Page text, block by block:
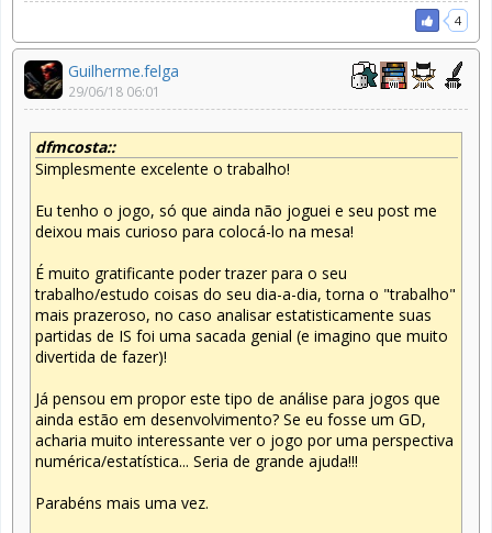
4
Guilherme.felga
29/06/18 06:01
dfmcosta::
Simplesmente excelente o trabalho!
Eu tenho o jogo, só que ainda não joguei e seu post me
deixou mais curioso para colocá-lo na mesa!
É muito gratificante poder trazer para o seu
trabalho/estudo coisas do seu dia-a-dia, torna o "trabalho"
mais prazeroso, no caso analisar estatisticamente suas
partidas de IS foi uma sacada genial (e imagino que muito
divertida de fazer)!
Já pensou em propor este tipo de análise para jogos que
ainda estão em desenvolvimento? Se eu fosse um GD,
acharia muito interessante ver o jogo por uma perspectiva
numérica/estatística... Seria de grande ajuda!!!
Parabéns mais uma vez.